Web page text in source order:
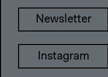
Newsletter
Instagram